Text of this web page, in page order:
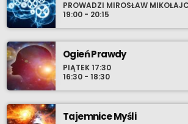
muzycznych. Stamtąd rzeką bardziej
świadomych wyborów wieku
szanse wyłowienia najnowszego,
przeboju zdają się być nieskończone. Nie
chowaj zatem w środowy wieczór swoich
przyborów do relaksu i ustaw radio-
na Radio Cenzura o 21:30 polskiego czasu.
PROWADZI MIROSŁAW
19:00 - 20:15
Ogień Prawdy
PIĄTEK 17:30
16:30 - 18:30
Tajemnice Myśli